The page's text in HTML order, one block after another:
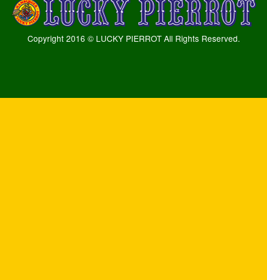
Copyright 2016 © LUCKY PIERROT All Rights Reserved.